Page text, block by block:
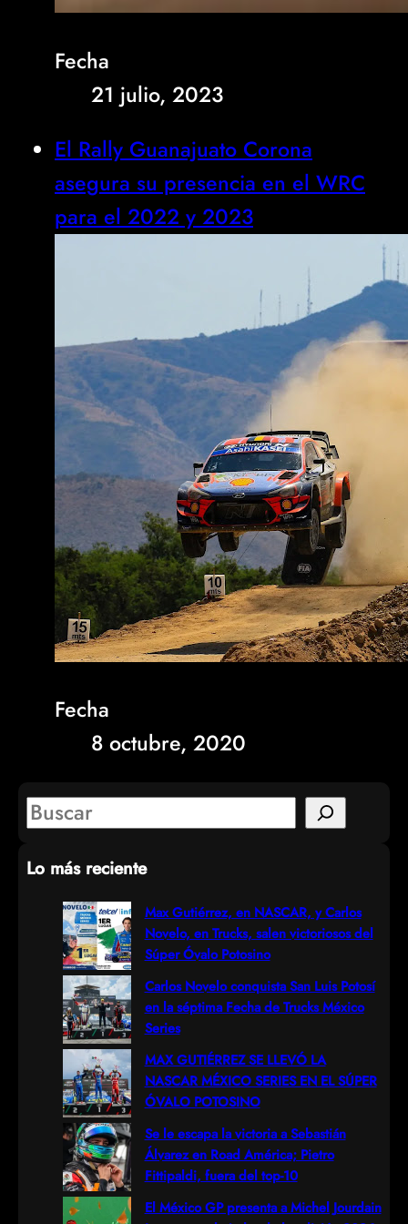
Fecha
21 julio, 2023
El Rally Guanajuato Corona
asegura su presencia en el WRC
para el 2022 y 2023
Fecha
8 octubre, 2020
S
a
Lo más reciente
Max Gutiérrez, en NASCAR, y Carlos
Novelo, en Trucks, salen victoriosos del
Súper Óvalo Potosino
Carlos Novelo conquista San Luis Potosí
en la séptima Fecha de Trucks México
Series
MAX GUTIÉRREZ SE LLEVÓ LA
NASCAR MÉXICO SERIES EN EL SÚPER
ÓVALO POTOSINO
Se le escapa la victoria a Sebastián
Álvarez en Road América; Pietro
Fittipaldi, fuera del top-10
El México GP presenta a Michel Jourdain